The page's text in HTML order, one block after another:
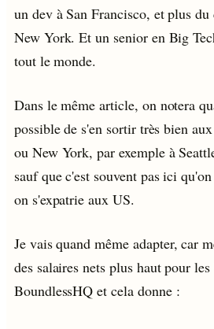
un dev à San Francisco, et plus
New York. Et un senior en Big
tout le monde.
Dans le même article, on notera
possible de s'en sortir très bien
ou New York, par exemple à
sauf que c'est souvent pas ici
on s'expatrie aux US.
Je vais quand même adapter, car
des salaires nets plus haut pour
BoundlessHQ et cela donne :